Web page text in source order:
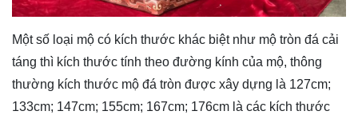
Một số loại mộ có kích thước khác biệt như mộ tròn đá cải
táng thì kích thước tính theo đường kính của mộ, thông
thường kích thước mộ đá tròn được xây dựng là 127cm;
133cm; 147cm; 155cm; 167cm; 176cm là các kích thước